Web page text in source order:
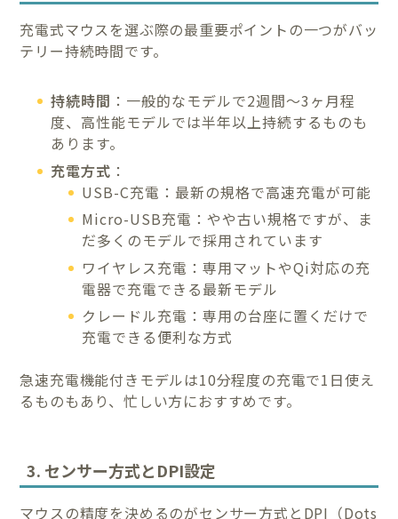
充電式マウスを選ぶ際の最重要ポイントの一つがバッ
テリー持続時間です。
持続時間 ：一般的なモデルで2週間〜3ヶ月程
度、高性能モデルでは半年以上持続するものも
あります。
充電方式 ：
USB-C充電：最新の規格で高速充電が可能
Micro-USB充電：やや古い規格ですが、ま
だ多くのモデルで採用されています
ワイヤレス充電：専用マットやQi対応の充
電器で充電できる最新モデル
クレードル充電：専用の台座に置くだけで
充電できる便利な方式
急速充電機能付きモデルは10分程度の充電で1日使え
るものもあり、忙しい方におすすめです。
3. センサー方式とDPI設定
マウスの精度を決めるのがセンサー方式とDPI（Dots